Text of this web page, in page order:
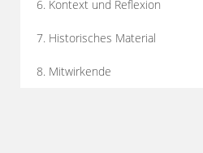
6. Kontext und Reflexion
7. Historisches Material
8. Mitwirkende